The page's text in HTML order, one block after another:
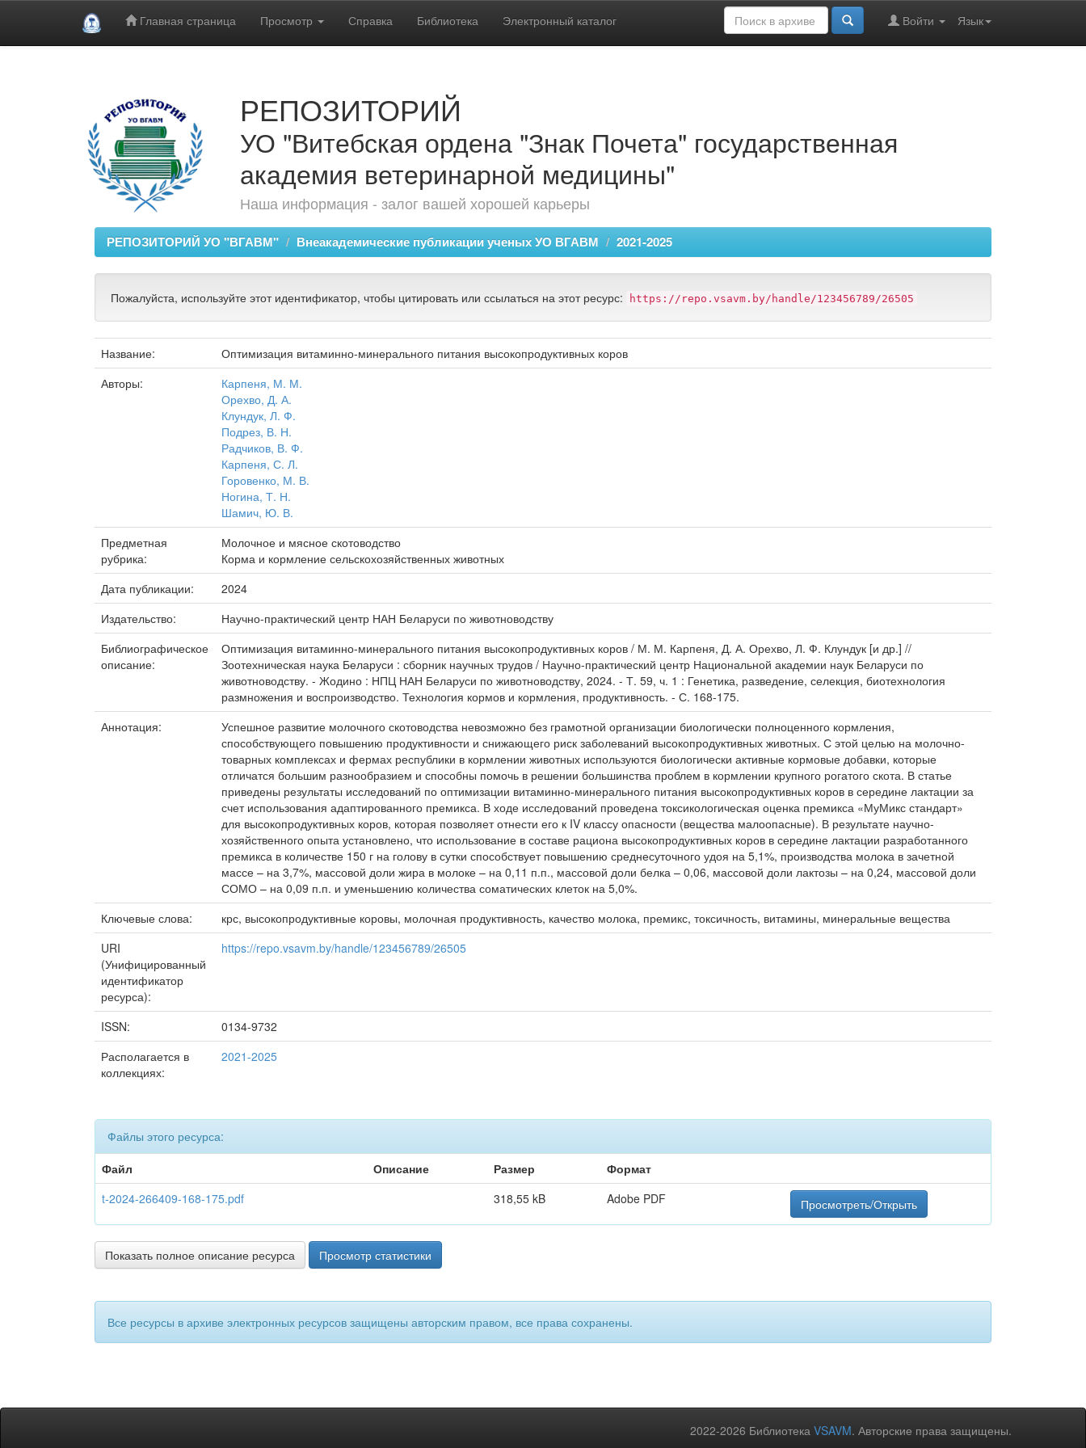
Главная страница Просмотр Справка Библиотека Электронный каталог Язык
Войти
РЕПОЗИТОРИЙ
УО "Витебская ордена "Знак Почета" государственная
академия ветеринарной медицины"
Наша информация - залог вашей хорошей карьеры
РЕПОЗИТОРИЙ УО "ВГАВМ" Внеакадемические публикации ученых УО ВГАВМ 2021-2025
Пожалуйста, используйте этот идентификатор, чтобы цитировать или ссылаться на этот ресурс: https://repo.vsavm.by/handle/123456789/26505
Название:
Оптимизация витаминно-минерального питания высокопродуктивных коров
Авторы:
Карпеня, М. М.
Орехво, Д. А.
Клундук, Л. Ф.
Подрез, В. Н.
Радчиков, В. Ф.
Карпеня, С. Л.
Горовенко, М. В.
Ногина, Т. Н.
Шамич, Ю. В.
Предметная
рубрика:
Молочное и мясное скотоводство
Корма и кормление сельскохозяйственных животных
Дата публикации:
2024
Издательство:
Научно-практический центр НАН Беларуси по животноводству
Библиографическое
описание:
Оптимизация витаминно-минерального питания высокопродуктивных коров / М. М. Карпеня, Д. А. Орехво, Л. Ф. Клундук [и др.] //
Зоотехническая наука Беларуси : сборник научных трудов / Научно-практический центр Национальной академии наук Беларуси по
животноводству. - Жодино : НПЦ НАН Беларуси по животноводству, 2024. - Т. 59, ч. 1 : Генетика, разведение, селекция, биотехнология
размножения и воспроизводство. Технология кормов и кормления, продуктивность. - С. 168-175.
Аннотация:
Успешное развитие молочного скотоводства невозможно без грамотной организации биологически полноценного кормления,
способствующего повышению продуктивности и снижающего риск заболеваний высокопродуктивных животных. С этой целью на молочно-
товарных комплексах и фермах республики в кормлении животных используются биологически активные кормовые добавки, которые
отличатся большим разнообразием и способны помочь в решении большинства проблем в кормлении крупного рогатого скота. В статье
приведены результаты исследований по оптимизации витаминно-минерального питания высокопродуктивных коров в середине лактации за
счет использования адаптированного премикса. В ходе исследований проведена токсикологическая оценка премикса «МуМикс стандарт»
для высокопродуктивных коров, которая позволяет отнести его к IV классу опасности (вещества малоопасные). В результате научно-
хозяйственного опыта установлено, что использование в составе рациона высокопродуктивных коров в середине лактации разработанного
премикса в количестве 150 г на голову в сутки способствует повышению среднесуточного удоя на 5,1%, производства молока в зачетной
массе – на 3,7%, массовой доли жира в молоке – на 0,11 п.п., массовой доли белка – 0,06, массовой доли лактозы – на 0,24, массовой доли
СОМО – на 0,09 п.п. и уменьшению количества соматических клеток на 5,0%.
Ключевые слова:
крс, высокопродуктивные коровы, молочная продуктивность, качество молока, премикс, токсичность, витамины, минеральные вещества
URI
(Унифицированный
идентификатор
ресурса):
https://repo.vsavm.by/handle/123456789/26505
ISSN:
0134-9732
Располагается в
коллекциях:
2021-2025
Файлы этого ресурса:
Файл
Описание Размер
Формат
t-2024-266409-168-175.pdf
318,55 kB Adobe PDF Просмотреть/Открыть
Показать полное описание ресурса Просмотр статистики
Все ресурсы в архиве электронных ресурсов защищены авторским правом, все права сохранены.
2022-2026 Библиотека VSAVM. Авторские права защищены.